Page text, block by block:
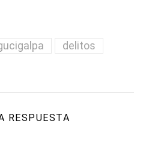
delitos
RESPUESTA